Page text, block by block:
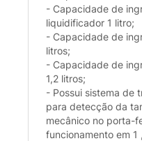
- Capacidade de
liquidificador 1 litro;
- Capacidade de
litros;
- Capacidade de
1,2 litros;
- Possui sistema de
para detecção da
mecânico no porta-
funcionamento em 1